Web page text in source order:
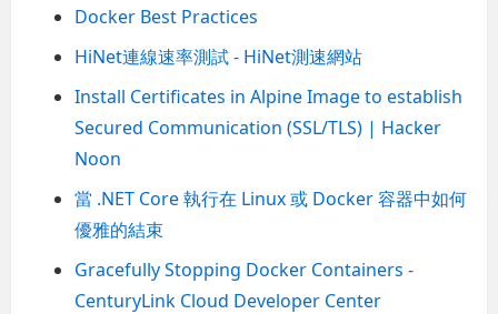
Docker Best Practices
HiNet連線速率測試 - HiNet測速網站
Install Certificates in Alpine Image to establish
Secured Communication (SSL/TLS) | Hacker
Noon
當 .NET Core 執行在 Linux 或 Docker 容器中如何
優雅的結束
Gracefully Stopping Docker Containers -
CenturyLink Cloud Developer Center